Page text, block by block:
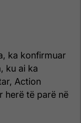
ka konfirmuar
ku ai ka
Action
herë të parë në